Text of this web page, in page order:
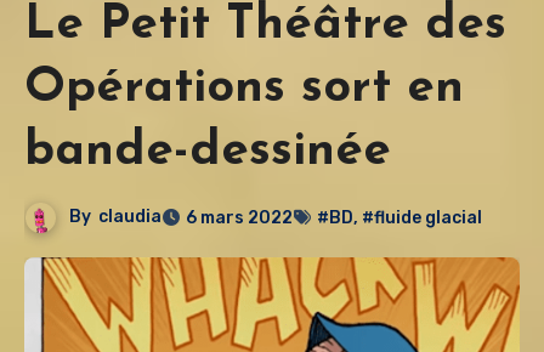
Le Petit Théâtre des
Opérations sort en
bande-dessinée
By claudia 6 mars 2022 #BD, #fluide glacial